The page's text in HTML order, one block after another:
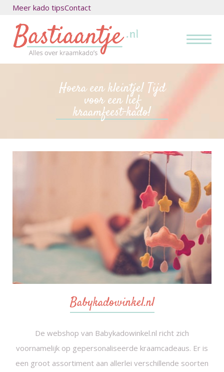
Meer kado tipsContact
Hoera een kleintje! Tijd
voor een lief
kraamfeest-kado!
Babykadowinkel.nl
De webshop van Babykadowinkel.nl richt zich
voornamelijk op gepersonaliseerde kraamcadeaus. Er is
een groot assortiment aan allerlei verschillende soorten